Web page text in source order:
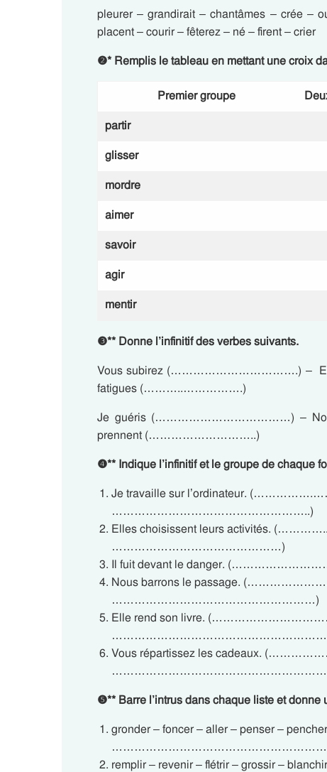
pleurer – grandirait – chantâmes – crée –
placent – courir – fêterez – né – firent – crier
❷* Remplis le tableau en mettant une croix
Premier groupe
partir
glisser
mordre
aimer
savoir
agir
mentir
❸** Donne l’infinitif des verbes suivants.
Vous subirez (…………………………….) –
fatigues (………..…………….)
Je guéris (………………………………) –
prennent (………………………..)
❹** Indique l’infinitif et le groupe de chaque
Je travaille sur l’ordinateur.
……………………………………………..)
Elles choisissent leurs activités.
………………………………………)
Il fuit devant le danger.
Nous barrons le passage.
………………………………………………)
Elle rend son livre.
Vous répartissez les cadeaux.
❺** Barre l’intrus dans chaque liste et donne
gronder – foncer – aller – penser –
remplir – revenir – flétrir – grossir –